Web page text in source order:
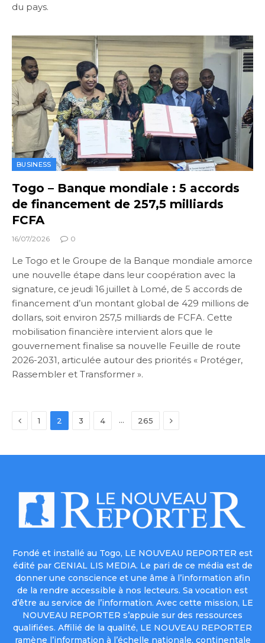
du pays.
BUSINESS
Togo – Banque mondiale : 5 accords
de financement de 257,5 milliards
FCFA
16/07/2026 0
Le Togo et le Groupe de la Banque mondiale amorce
une nouvelle étape dans leur coopération avec la
signature, ce jeudi 16 juillet à Lomé, de 5 accords de
financement d’un montant global de 429 millions de
dollars, soit environ 257,5 milliards de FCFA. Cette
mobilisation financière intervient alors que le
gouvernement finalise sa nouvelle Feuille de route
2026-2031, articulée autour des priorités « Protéger,
Rassembler et Transformer ».
Previous
1 2 3 4 … 265 Next
Fondé et installé au Togo, LE NOUVEAU REPORTER est
édité par GENIAL LIS MEDIA. Le pari de ce média est de
donner une conscience et une âme à l’information afin
de la rendre accessible à nos lecteurs. Sa vocation est
d’être au service de l’information. Avec cette mission, LE
NOUVEAU REPORTER s’appuie sur des ressources
qualifiées. Affilié de la qualité, LE NOUVEAU REPORTER
ramène l’information à l’échelle nationale, continentale